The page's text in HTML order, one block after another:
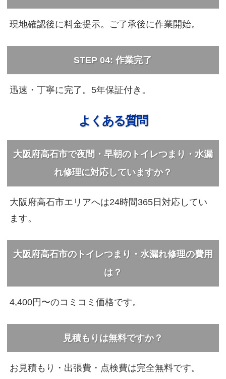
現地確認後に料金提示。ご了承後に作業開始。
STEP 04: 作業完了
迅速・丁寧に完了。5年保証付き。
よくある質問
大阪府高石市で夜間・早朝のトイレつまり・水漏
れ修理に対応していますか？
大阪府高石市エリアへは24時間365日対応してい
ます。
大阪府高石市のトイレつまり・水漏れ修理の費用
は？
4,400円〜のコミコミ価格です。
見積もりは無料ですか？
お見積もり・出張費・点検費は完全無料です。